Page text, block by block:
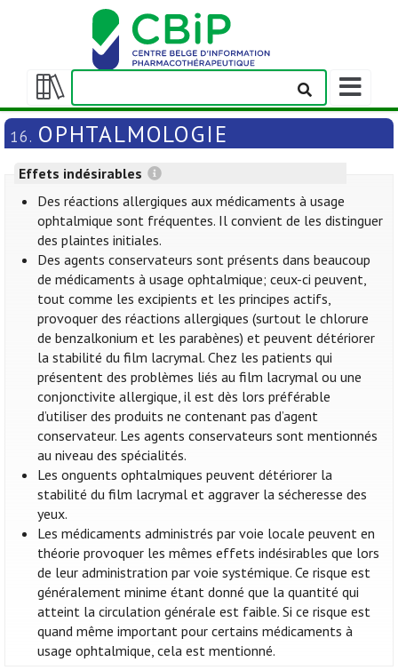
Afficher/masquer
la
table
matières
Afficher/
la
barre
navigation
16. OPHTALMOLOGIE
Effets indésirables
Des réactions allergiques aux médicaments à usage
ophtalmique sont fréquentes. Il convient de les distinguer
des plaintes initiales.
Des agents conservateurs sont présents dans beaucoup
de médicaments à usage ophtalmique; ceux-ci peuvent,
tout comme les excipients et les principes actifs,
provoquer des réactions allergiques (surtout le chlorure
de benzalkonium et les parabènes) et peuvent détériorer
la stabilité du film lacrymal. Chez les patients qui
présentent des problèmes liés au film lacrymal ou une
conjonctivite allergique, il est dès lors préférable
d’utiliser des produits ne contenant pas d’agent
conservateur. Les agents conservateurs sont mentionnés
au niveau des spécialités.
Les onguents ophtalmiques peuvent détériorer la
stabilité du film lacrymal et aggraver la sécheresse des
yeux.
Les médicaments administrés par voie locale peuvent en
théorie provoquer les mêmes effets indésirables que lors
de leur administration par voie systémique. Ce risque est
généralement minime étant donné que la quantité qui
atteint la circulation générale est faible. Si ce risque est
quand même important pour certains médicaments à
usage ophtalmique, cela est mentionné.